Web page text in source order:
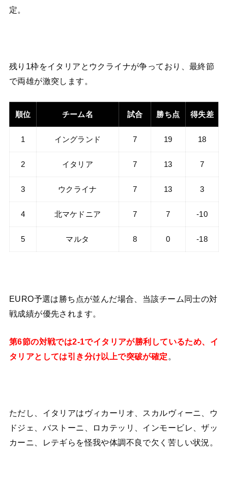
定。
残り1枠をイタリアとウクライナが争っており、最終節
で両雄が激突します。
順位 チーム名 試合 勝ち点 得失差
1 イングランド 7 19 18
2 イタリア 7 13 7
3 ウクライナ 7 13 3
4 北マケドニア 7 7 -10
5 マルタ 8 0 -18
EURO予選は勝ち点が並んだ場合、当該チーム同士の対
戦成績が優先されます。
第6節の対戦では2-1でイタリアが勝利しているため、イ
タリアとしては引き分け以上で突破が確定 。
ただし、イタリアはヴィカーリオ、スカルヴィーニ、ウ
ドジェ、バストーニ、ロカテッリ、インモービレ、ザッ
カーニ、レテギらを怪我や体調不良で欠く苦しい状況。